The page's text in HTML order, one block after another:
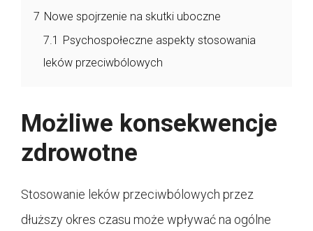
7 Nowe spojrzenie na skutki uboczne
7.1 Psychospołeczne aspekty stosowania
leków przeciwbólowych
Możliwe konsekwencje
zdrowotne
Stosowanie leków przeciwbólowych przez
dłuższy okres czasu może wpływać na ogólne